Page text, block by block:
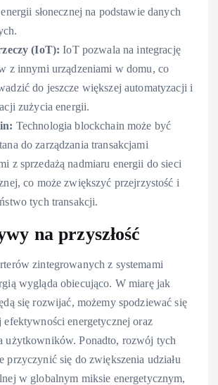
słonecznej na podstawie danych
(IoT): IoT pozwala na integrację
z innymi urządzeniami w domu, co
do jeszcze większej automatyzacji i
zużycia energii.
Technologia blockchain może być
do zarządzania transakcjami
z sprzedażą nadmiaru energii do sieci
co może zwiększyć przejrzystość i
tych transakcji.
na przyszłość
zintegrowanych z systemami
wygląda obiecująco. W miarę jak
się rozwijać, możemy spodziewać się
efektywności energetycznej oraz
użytkowników. Ponadto, rozwój tych
przyczynić się do zwiększenia udziału
w globalnym miksie energetycznym,